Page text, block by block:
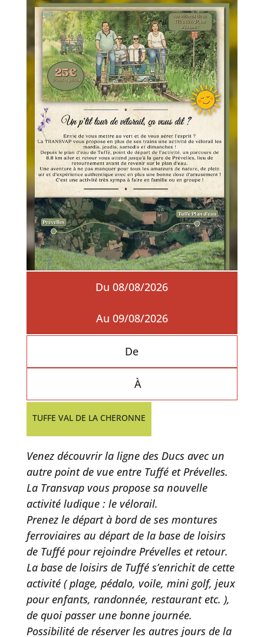
Du 08/08/2026
Au 09/08/2026
De
À
TUFFE VAL DE LA CHERONNE
Venez découvrir la ligne des Ducs avec un
autre point de vue entre Tuffé et Prévelles.
La Transvap vous propose sa nouvelle
activité ludique : le vélorail.
Prenez le départ à bord de ses montures
ferroviaires au départ de la base de loisirs
de Tuffé pour rejoindre Prévelles et retour.
La base de loisirs de Tuffé s’enrichit de cette
activité ( plage, pédalo, voile, mini golf, jeux
pour enfants, randonnée, restaurant etc. ),
de quoi passer une bonne journée.
Possibilité de réserver les autres jours de la